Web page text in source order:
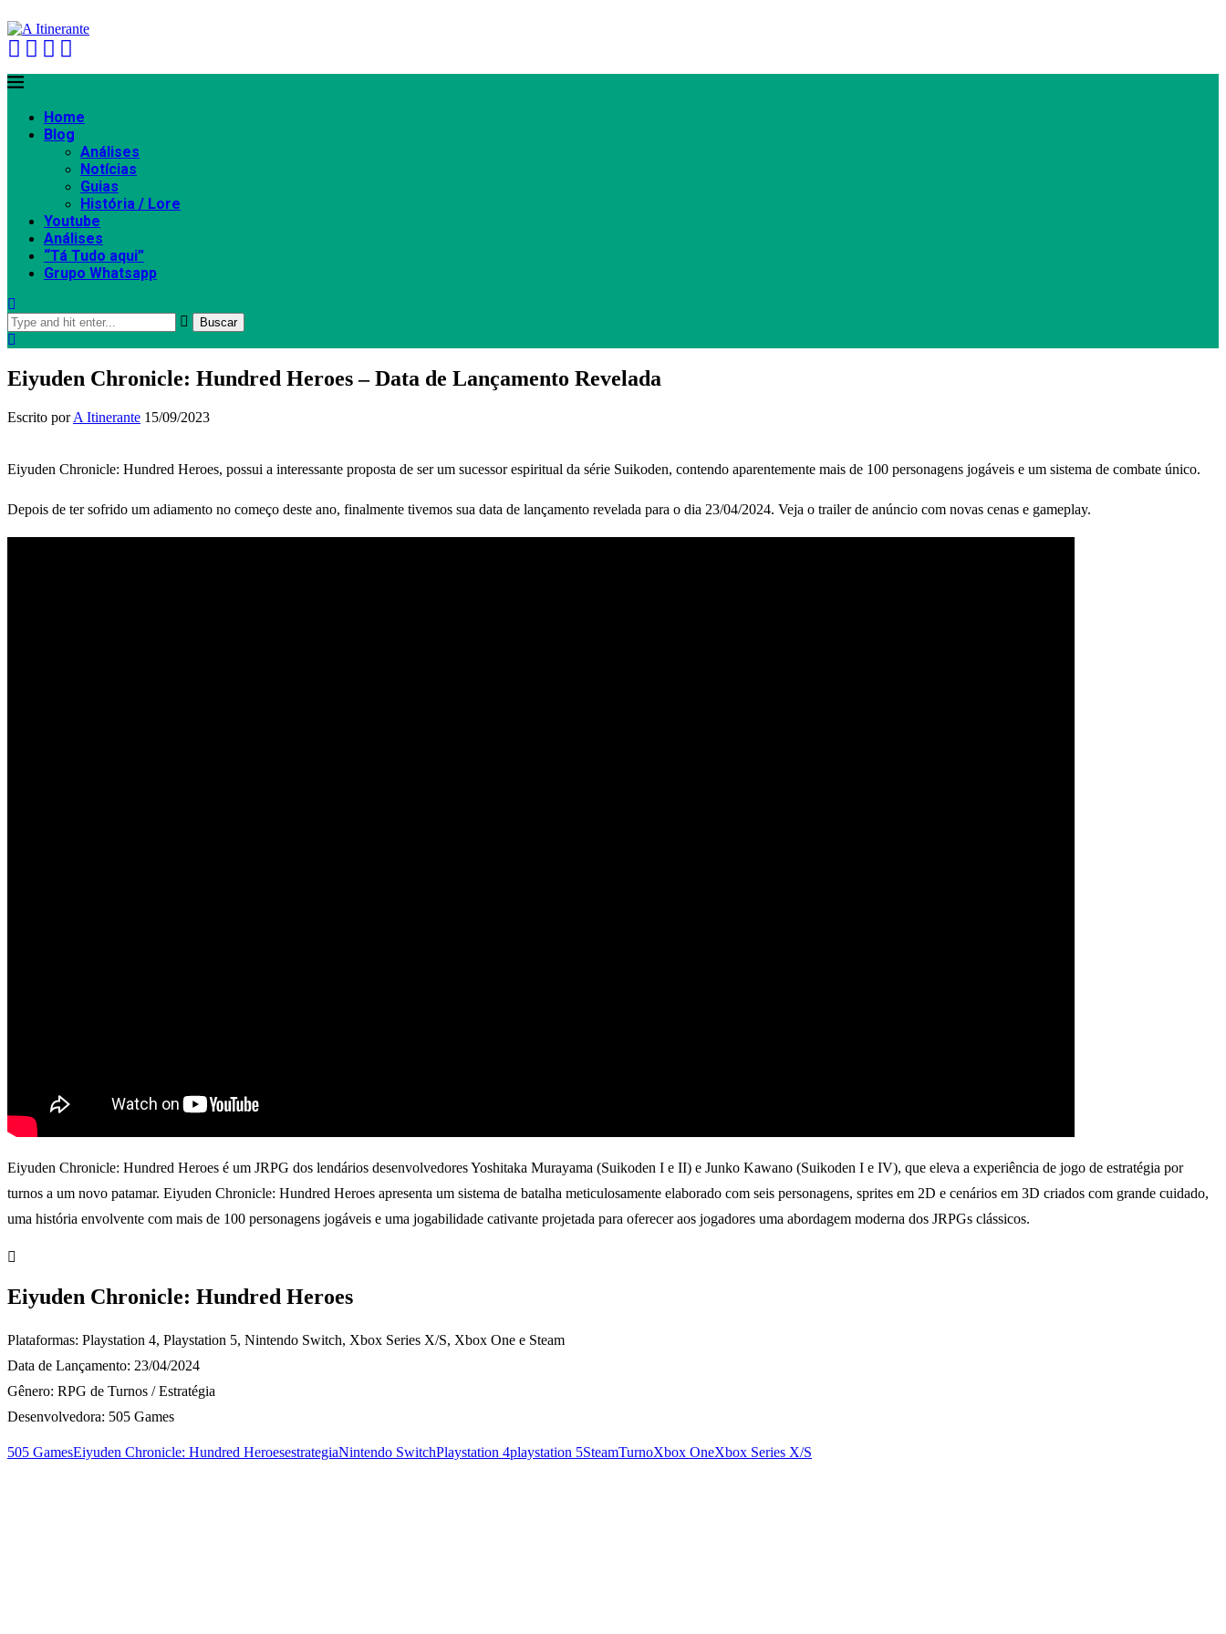
Home
Blog
Análises
Notícias
Guias
História / Lore
Youtube
Análises
“Tá Tudo aqui”
Grupo Whatsapp
Buscar
Eiyuden Chronicle: Hundred Heroes – Data de Lançamento Revelada
Escrito porA Itinerante 15/09/2023
Eiyuden Chronicle: Hundred Heroes, possui a interessante proposta de ser um sucessor espiritual da série Suikoden, contendo aparentemente mais de 100 personagens jogáveis e um sistema de combate único.
Depois de ter sofrido um adiamento no começo deste ano, finalmente tivemos sua data de lançamento revelada para o dia 23/04/2024. Veja o trailer de anúncio com novas cenas e gameplay.
Eiyuden Chronicle: Hundred Heroes é um JRPG dos lendários desenvolvedores Yoshitaka Murayama (Suikoden I e II) e Junko Kawano (Suikoden I e IV), que eleva a experiência de jogo de estratégia por
turnos a um novo patamar. Eiyuden Chronicle: Hundred Heroes apresenta um sistema de batalha meticulosamente elaborado com seis personagens, sprites em 2D e cenários em 3D criados com grande cuidado,
uma história envolvente com mais de 100 personagens jogáveis e uma jogabilidade cativante projetada para oferecer aos jogadores uma abordagem moderna dos JRPGs clássicos.
Eiyuden Chronicle: Hundred Heroes
Plataformas: Playstation 4, Playstation 5, Nintendo Switch, Xbox Series X/S, Xbox One e Steam
Data de Lançamento: 23/04/2024
Gênero: RPG de Turnos / Estratégia
Desenvolvedora: 505 Games
505 GamesEiyuden Chronicle: Hundred HeroesestrategiaNintendo SwitchPlaystation 4playstation 5SteamTurnoXbox OneXbox Series X/S